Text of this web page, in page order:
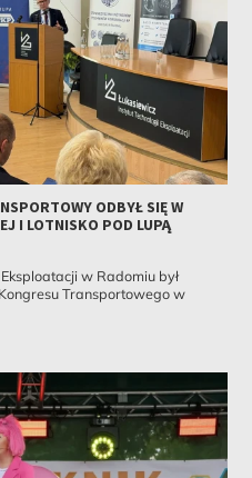
ODBYŁ SIĘ W
I LOTNISKO POD LUPĄ
w Radomiu był
Transportowego w